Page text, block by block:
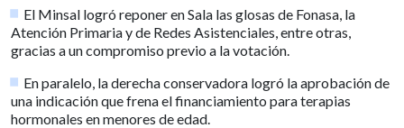
El Minsal logró reponer en Sala las glosas de Fonasa, la
Atención Primaria y de Redes Asistenciales, entre otras,
gracias a un compromiso previo a la votación.
En paralelo, la derecha conservadora logró la aprobación de
una indicación que frena el financiamiento para terapias
hormonales en menores de edad.